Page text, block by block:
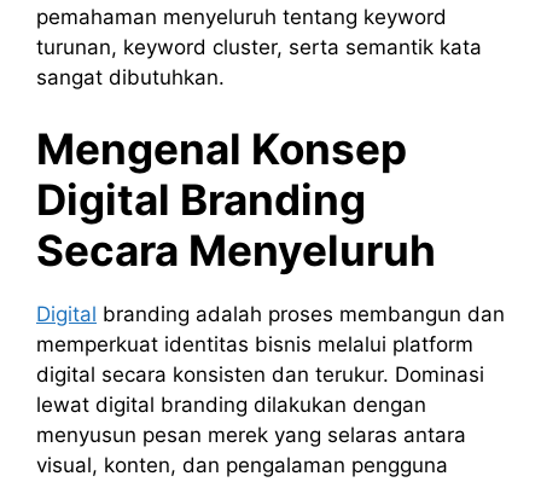
pemahaman menyeluruh tentang keyword
turunan, keyword cluster, serta semantik kata
sangat dibutuhkan.
Mengenal Konsep
Digital Branding
Secara Menyeluruh
Digital branding adalah proses membangun dan
memperkuat identitas bisnis melalui platform
digital secara konsisten dan terukur. Dominasi
lewat digital branding dilakukan dengan
menyusun pesan merek yang selaras antara
visual, konten, dan pengalaman pengguna